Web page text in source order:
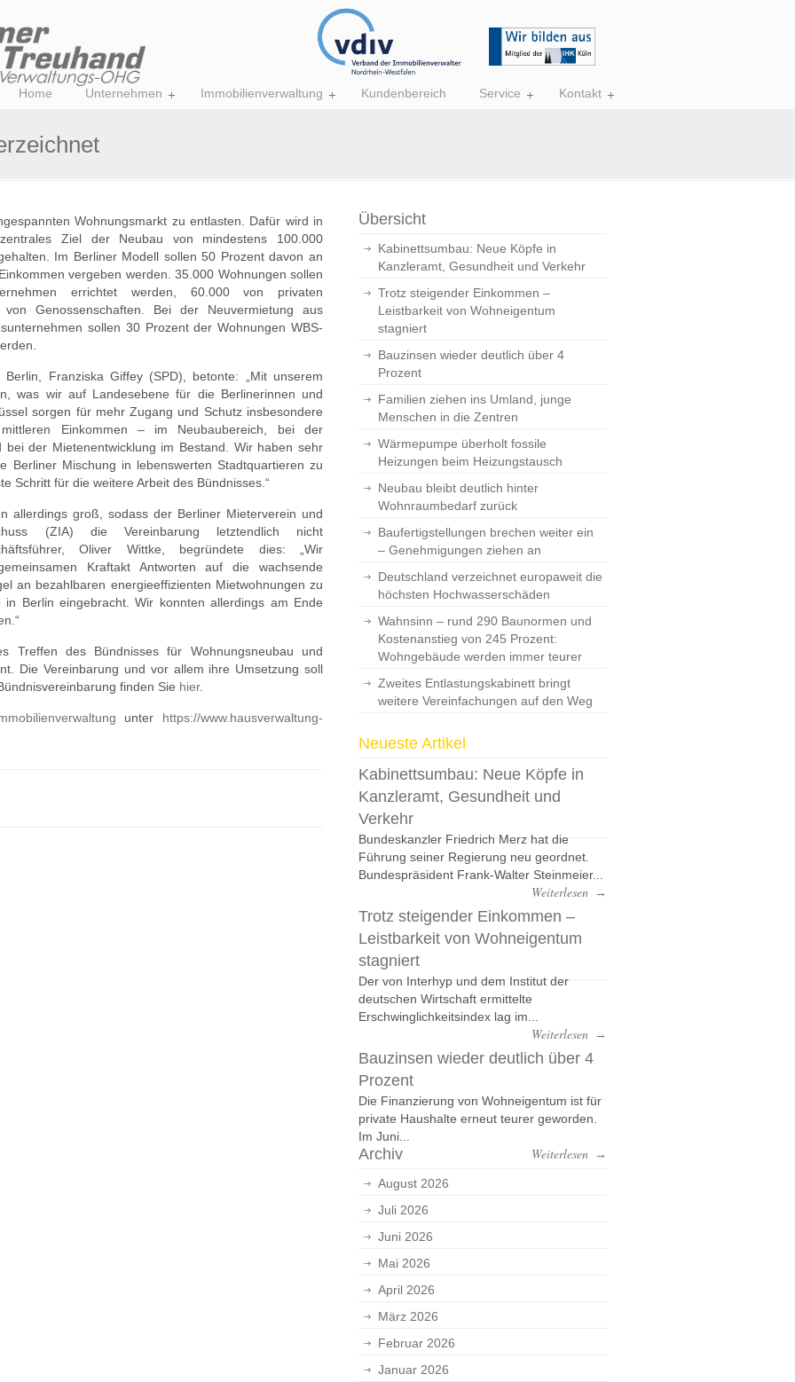
Home Unternehmen Immobilienverwaltung Kundenbereich Service Kontakt
Wohnungsmarkt zu entlasten. Dafür wird in
Ziel der Neubau von mindestens 100.000
Im Berliner Modell sollen 50 Prozent davon an
vergeben werden. 35.000 Wohnungen sollen
errichtet werden, 60.000 von privaten
Genossenschaften. Bei der Neuvermietung aus
sollen 30 Prozent der Wohnungen WBS-
Franziska Giffey (SPD), betonte: „Mit unserem
was wir auf Landesebene für die Berlinerinnen und
sorgen für mehr Zugang und Schutz insbesondere
Einkommen – im Neubaubereich, bei der
bei der Mietenentwicklung im Bestand. Wir haben sehr
Berliner Mischung in lebenswerten Stadtquartieren zu
Schritt für die weitere Arbeit des Bündnisses.“
allerdings groß, sodass der Berliner Mieterverein und
(ZIA) die Vereinbarung letztendlich nicht
Oliver Wittke, begründete dies: „Wir
Kraftakt Antworten auf die wachsende
an bezahlbaren energieeffizienten Mietwohnungen zu
Berlin eingebracht. Wir konnten allerdings am Ende
Treffen des Bündnisses für Wohnungsneubau und
Die Vereinbarung und vor allem ihre Umsetzung soll
finden Sie hier.
unter https://www.hausverwaltung-
Übersicht
Kabinettsumbau: Neue Köpfe in
Kanzleramt, Gesundheit und Verkehr
Trotz steigender Einkommen –
Leistbarkeit von Wohneigentum
stagniert
Bauzinsen wieder deutlich über 4
Prozent
Familien ziehen ins Umland, junge
Menschen in die Zentren
Wärmepumpe überholt fossile
Heizungen beim Heizungstausch
Neubau bleibt deutlich hinter
Wohnraumbedarf zurück
Baufertigstellungen brechen weiter ein
– Genehmigungen ziehen an
Deutschland verzeichnet europaweit die
höchsten Hochwasserschäden
Wahnsinn – rund 290 Baunormen und
Kostenanstieg von 245 Prozent:
Wohngebäude werden immer teurer
Zweites Entlastungskabinett bringt
weitere Vereinfachungen auf den Weg
Neueste Artikel
Kabinettsumbau: Neue Köpfe in
Kanzleramt, Gesundheit und
Verkehr
Bundeskanzler Friedrich Merz hat die
Führung seiner Regierung neu geordnet.
Bundespräsident Frank-Walter Steinmeier...
Weiterlesen →
Trotz steigender Einkommen –
Leistbarkeit von Wohneigentum
stagniert
Der von Interhyp und dem Institut der
deutschen Wirtschaft ermittelte
Erschwinglichkeitsindex lag im...
Weiterlesen →
Bauzinsen wieder deutlich über 4
Prozent
Die Finanzierung von Wohneigentum ist für
private Haushalte erneut teurer geworden.
Im Juni...
Weiterlesen →
Archiv
August 2026
Juli 2026
Juni 2026
Mai 2026
April 2026
März 2026
Februar 2026
Januar 2026